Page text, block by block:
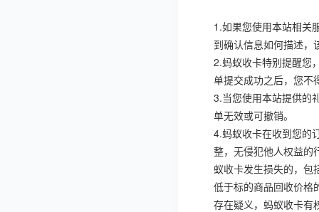
1.如果您使用本站相关
到确认信息如何描述，
2.蚂蚁收卡特别提醒您
单提交成功之后，您不
3.当您使用本站提供的
单无效或可撤销。
4.蚂蚁收卡在收到您的
整，无侵犯他人权益的
蚁收卡发生损失的，包
低于标的商品回收价格
存在疑义，蚂蚁收卡有